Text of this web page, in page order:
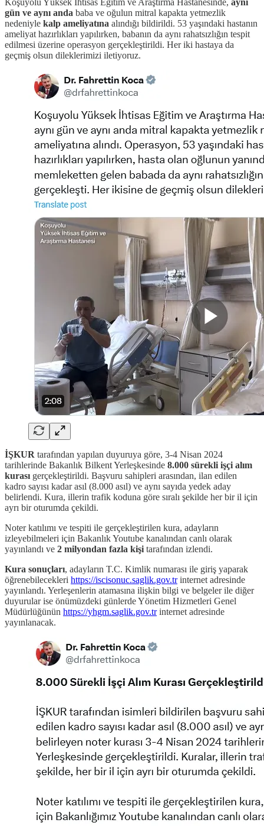
Koşuyolu Yüksek İhtisas Eğitim ve Araştırma Hastanesinde, aynı
gün ve aynı anda baba ve oğulun mitral kapakta yetmezlik
nedeniyle kalp ameliyatına alındığı bildirildi. 53 yaşındaki hastanın
ameliyat hazırlıkları yapılırken, babanın da aynı rahatsızlığın tespit
edilmesi üzerine operasyon gerçekleştirildi. Her iki hastaya da
geçmiş olsun dileklerimizi iletiyoruz.
İŞKUR tarafından yapılan duyuruya göre, 3-4 Nisan 2024
tarihlerinde Bakanlık Bilkent Yerleşkesinde 8.000 sürekli işçi alım
kurası gerçekleştirildi. Başvuru sahipleri arasından, ilan edilen
kadro sayısı kadar asıl (8.000 asıl) ve aynı sayıda yedek aday
belirlendi. Kura, illerin trafik koduna göre sıralı şekilde her bir il için
ayrı bir oturumda çekildi.
Noter katılımı ve tespiti ile gerçekleştirilen kura, adayların
izleyebilmeleri için Bakanlık Youtube kanalından canlı olarak
yayınlandı ve 2 milyondan fazla kişi tarafından izlendi.
Kura sonuçları, adayların T.C. Kimlik numarası ile giriş yaparak
öğrenebilecekleri https://iscisonuc.saglik.gov.trinternet adresinde
yayınlandı. Yerleşenlerin atamasına ilişkin bilgi ve belgeler ile diğer
duyurular ise önümüzdeki günlerde Yönetim Hizmetleri Genel
Müdürlüğünün https://yhgm.saglik.gov.trinternet adresinde
yayınlanacak.